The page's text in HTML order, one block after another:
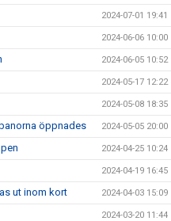
2024-07-01 19:41
2024-06-06 10:00
2024-06-05 10:52
2024-05-17 12:22
2024-05-08 18:35
öppnades 2024-05-05 20:00
2024-04-25 10:24
2024-04-19 16:45
ut inom kort 2024-04-03 15:09
2024-03-20 11:44